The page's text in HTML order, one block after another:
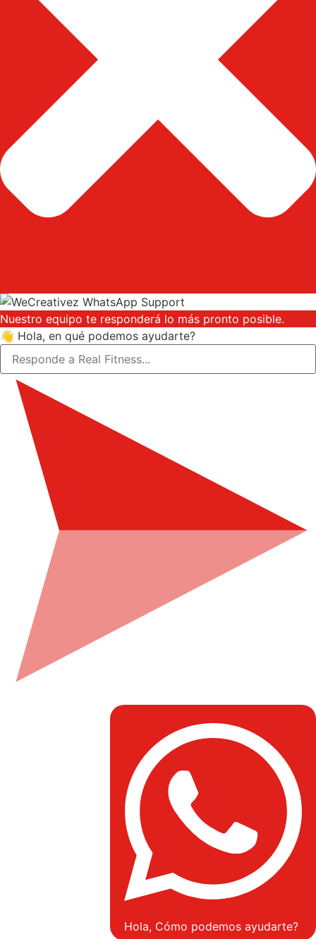
Nuestro equipo te responderá lo más pronto posible.
👋 Hola, en qué podemos ayudarte?
Hola, Cómo podemos ayudarte?